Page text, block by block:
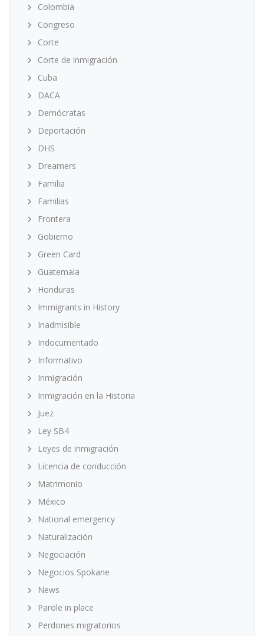
Colombia
Congreso
Corte
Corte de inmigración
Cuba
DACA
Demócratas
Deportación
DHS
Dreamers
Familia
Familias
Frontera
Gobierno
Green Card
Guatemala
Honduras
Immigrants in History
Inadmisible
Indocumentado
Informativo
Inmigración
Inmigración en la Historia
Juez
Ley SB4
Leyes de inmigración
Licencia de conducción
Matrimonio
México
National emergency
Naturalización
Negociación
Negocios Spokane
News
Parole in place
Perdones migratorios